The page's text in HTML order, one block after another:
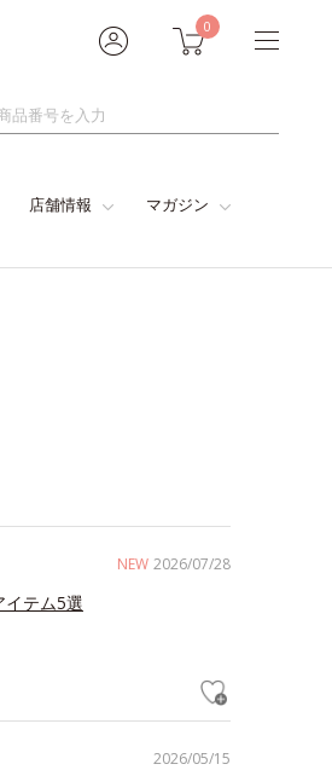
0
店舗情報 マガジン
NEW 2026/07/28
イテム5選
2026/05/15